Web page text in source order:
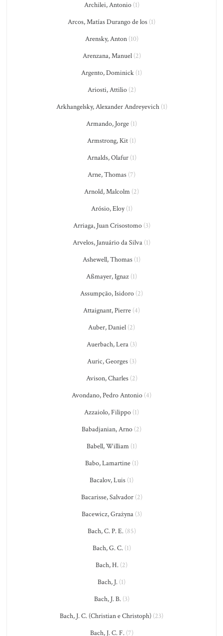
Archilei, Antonio(1)
Arcos, Matías Durango de los (1)
Arensky, Anton(10)
Arenzana, Manuel(2)
Argento, Dominick (1)
Ariosti, Attilio(2)
Arkhangelsky, Alexander Andreyevich(1)
Armando, Jorge (1)
Armstrong, Kit (1)
Arnalds, Olafur(1)
Arne, Thomas (7)
Arnold, Malcolm (2)
Arósio, Eloy(1)
Arriaga, Juan Crisostomo(3)
Arvelos, Januário da Silva (1)
Ashewell, Thomas (1)
Aßmayer, Ignaz (1)
Assumpção, Isidoro (2)
Attaignant, Pierre (4)
Auber, Daniel (2)
Auerbach, Lera(3)
Auric, Georges(3)
Avison, Charles(2)
Avondano, Pedro Antonio (4)
Azzaiolo, Filippo (1)
Babadjanian, Arno (2)
Babell, William(1)
Babo, Lamartine(1)
Bacalov, Luis (1)
Bacarisse, Salvador(2)
Bacewicz, Grażyna(3)
Bach, C. P. E.(85)
Bach, G. C.(1)
Bach, H. (2)
Bach, J. (1)
Bach, J. B.(3)
Bach, J. C. (Christian e Christoph) (23)
Bach, J. C. F.(7)